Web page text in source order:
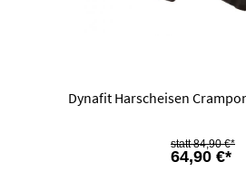
Dynafit Harscheisen
64,90 €*
84,90 €*